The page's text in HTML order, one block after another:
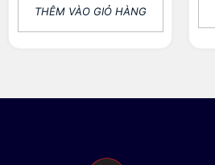
THÊM VÀO GIỎ HÀNG